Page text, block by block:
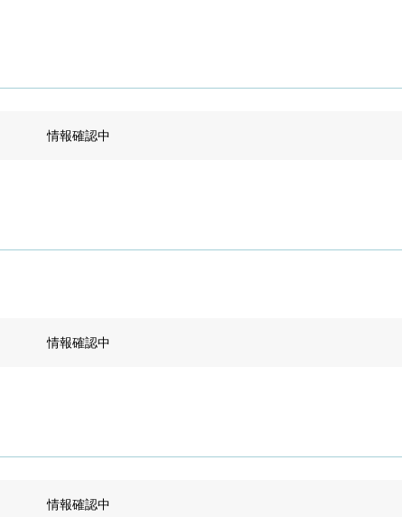
情報確認中
情報確認中
情報確認中